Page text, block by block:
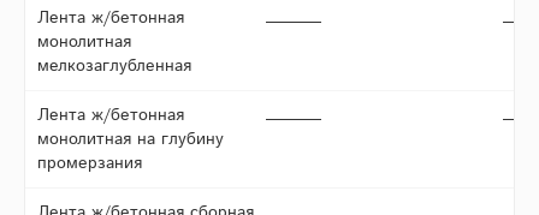
Лента ж/бетонная
монолитная
мелкозаглубленная
Лента ж/бетонная
монолитная на глубину
промерзания